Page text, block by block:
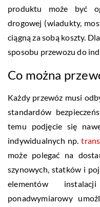
produktu może być
drogowej (wiadukty,
ciągną za sobą koszty.
sposobu przewozu do
Co można
Każdy przewóz musi
standardów
temu podjęcie się
indywidualnych np.
może polegać na
szynowych, statków i
elementów
ponadwymiarowy